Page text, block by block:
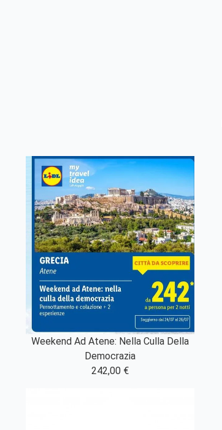
Weekend Ad Atene: Nella Culla Della
Democrazia
242,00 €